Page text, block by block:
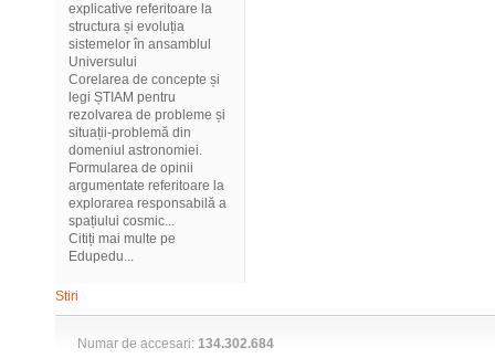
explicative referitoare la
structura și evoluția
sistemelor în ansamblul
Universului
Corelarea de concepte și
legi ȘTIAM pentru
rezolvarea de probleme și
situații-problemă din
domeniul astronomiei.
Formularea de opinii
argumentate referitoare la
explorarea responsabilă a
spațiului cosmic...
Citiți mai multe pe
Edupedu...
Stiri
Numar de accesari: 134.302.684